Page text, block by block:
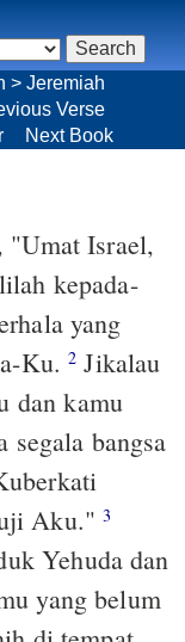
> Jeremiah
Verse
Next Book
Israel,
kepada-
yang
Ku.2 Jikalau
dan kamu
bangsa
Aku."3
Yehuda dan
yang belum